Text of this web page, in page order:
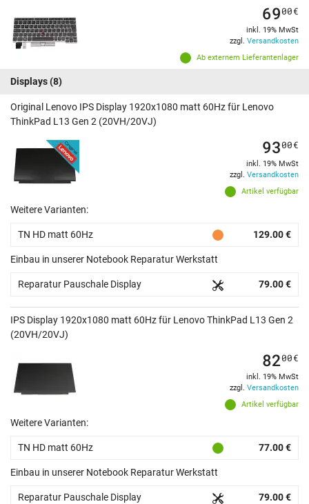
Ab externem Lieferantenlager
6900€
inkl. 19% MwSt
zzgl. Versandkosten
Displays(8)
Original Lenovo IPS Display 1920x1080 matt 60Hz für Lenovo
ThinkPad L13 Gen 2 (20VH/20VJ)
Artikel verfügbar
9300€
inkl. 19% MwSt
zzgl. Versandkosten
Weitere Varianten:
TN HD matt 60Hz 129.00 €
Einbau in unserer Notebook Reparatur Werkstatt
Reparatur Pauschale Display 79.00 €
IPS Display 1920x1080 matt 60Hz für Lenovo ThinkPad L13 Gen 2
(20VH/20VJ)
Artikel verfügbar
8200€
inkl. 19% MwSt
zzgl. Versandkosten
Weitere Varianten:
TN HD matt 60Hz 77.00 €
Einbau in unserer Notebook Reparatur Werkstatt
Reparatur Pauschale Display 79.00 €